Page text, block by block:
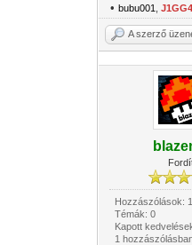
•bubu001 ,J1GG4
A szerző
Hozzászólások:
Témák: 0
Kapott
1